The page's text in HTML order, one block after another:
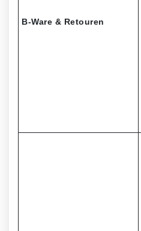
B-Ware & Retouren